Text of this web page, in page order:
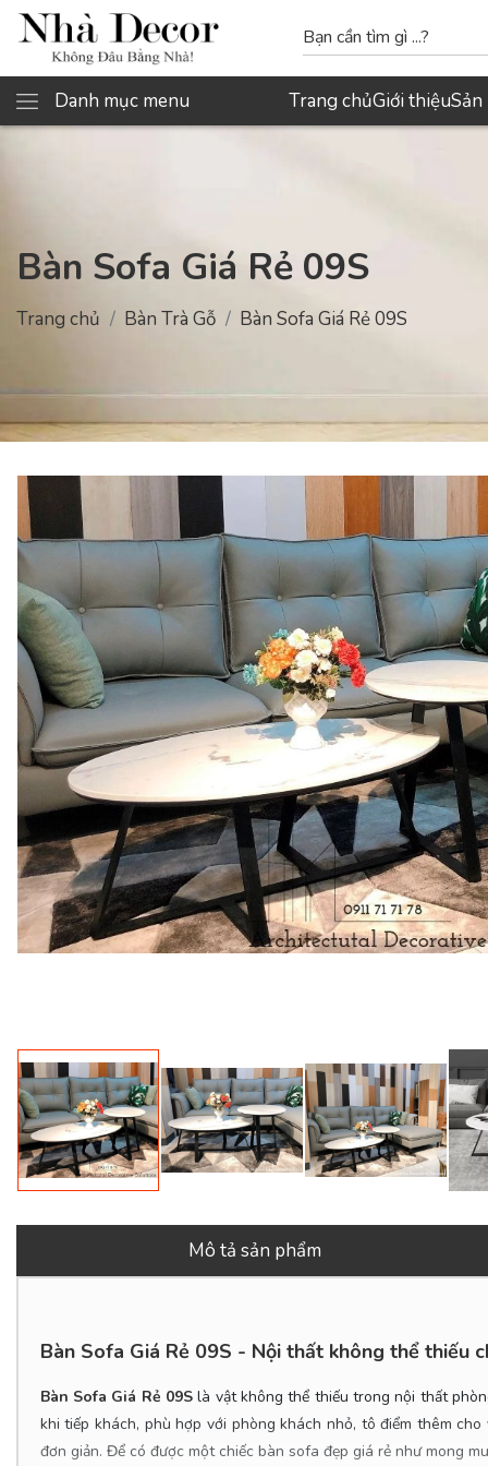
Danh mục menu Trang chủGiới thiệuSản
Bàn Sofa Giá Rẻ 09S
Trang chủ Bàn Trà Gỗ Bàn Sofa Giá Rẻ 09S
Mô tả sản phẩm
Bàn Sofa Giá Rẻ 09S - Nội thất không thể thiếu
Bàn Sofa Giá Rẻ 09S là vật không thể thiếu trong nội thất
khi tiếp khách, phù hợp với phòng khách nhỏ, tô điểm thêm
đơn giản. Để có được một chiếc bàn sofa đẹp giá rẻ như mong